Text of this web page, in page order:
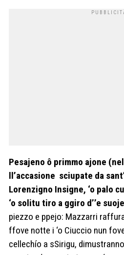
Pesajeno ô primmo ajone
ll’accasione sciupate da
Lorenzigno Insigne, ‘o palo
‘o solitu tiro a ggiro d’’e
piezzo e ppejo: Mazzarri
ffove notte i ‘o Ciuccio nun
cellechío a sSirigu,